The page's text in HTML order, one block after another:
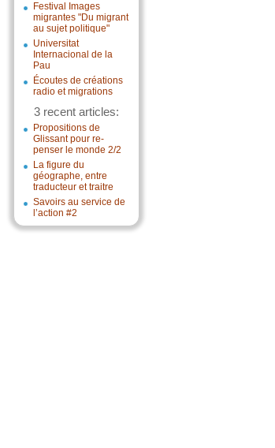
Festival Images
migrantes "Du migrant
au sujet politique"
Universitat
Internacional de la
Pau
Écoutes de créations
radio et migrations
3 recent articles:
Propositions de
Glissant pour re-
penser le monde 2/2
La figure du
géographe, entre
traducteur et traitre
Savoirs au service de
l’action #2